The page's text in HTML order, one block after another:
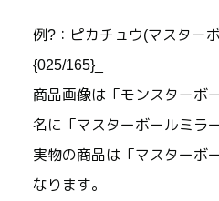
例?：ピカチュウ(マスター
{025/165}_
商品画像は「モンスターボ
名に「マスターボールミラ
実物の商品は「マスターボ
なります。